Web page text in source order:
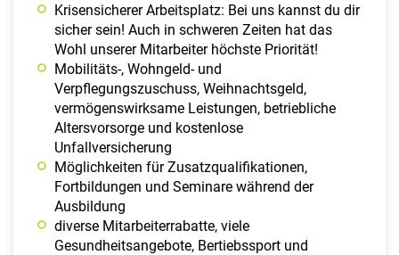
Krisensicherer Arbeitsplatz: Bei uns kannst du dir
sicher sein! Auch in schweren Zeiten hat das
Wohl unserer Mitarbeiter höchste Priorität!
Mobilitäts-, Wohngeld- und
Verpflegungszuschuss, Weihnachtsgeld,
vermögenswirksame Leistungen, betriebliche
Altersvorsorge und kostenlose
Unfallversicherung
Möglichkeiten für Zusatzqualifikationen,
Fortbildungen und Seminare während der
Ausbildung
diverse Mitarbeiterrabatte, viele
Gesundheitsangebote, Bertiebssport und